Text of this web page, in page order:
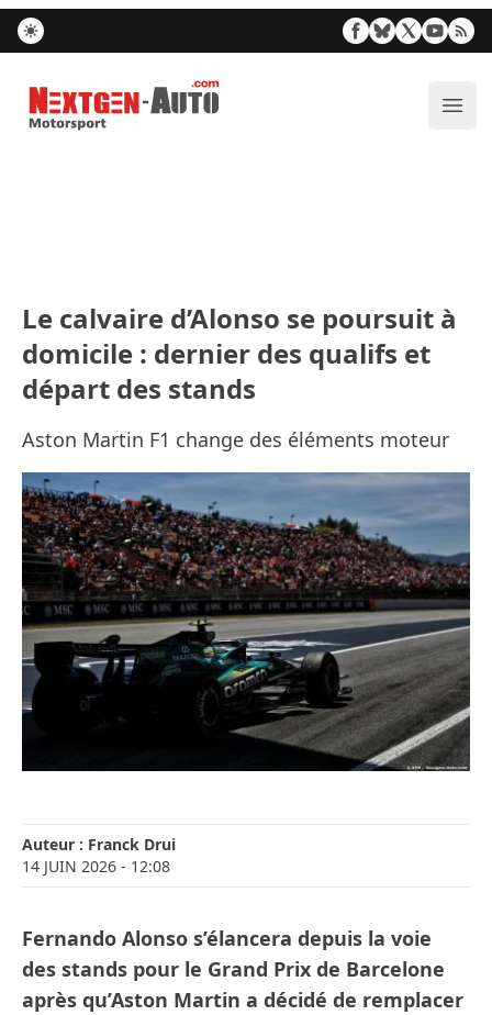
Nextgen-Auto.com
Le calvaire d’Alonso se poursuit à
domicile : dernier des qualifs et
départ des stands
Aston Martin F1 change des éléments moteur
Auteur : Franck Drui
14 JUIN 2026 - 12:08
Fernando Alonso s’élancera depuis la voie
des stands pour le Grand Prix de Barcelone
après qu’Aston Martin a décidé de remplacer